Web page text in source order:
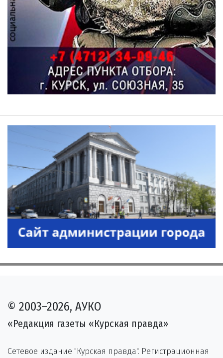
© 2003–2026, АУКО
«Редакция газеты «Курская правда»
Сетевое издание "Курская правда". Регистрационная